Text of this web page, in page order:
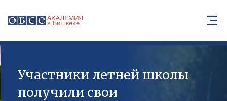
Участники летней школы
получили свои